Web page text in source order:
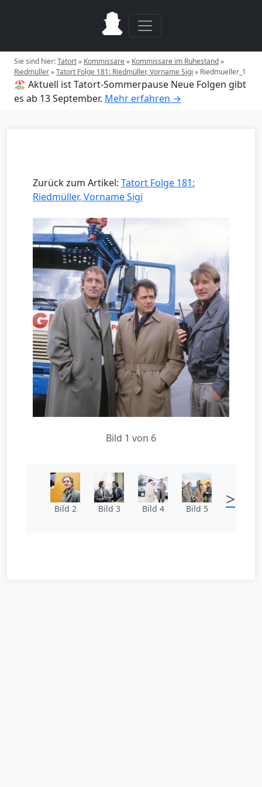
Sie sind hier:Tatort» Kommissare» Kommissare im Ruhestand»
Riedmüller»Tatort Folge 181: Riedmüller, Vorname Sigi » Riedmueller_1
🏖️ Aktuell ist Tatort-Sommerpause Neue Folgen gibt
es ab 13 September. Mehr erfahren →
Zurück zum Artikel: Tatort Folge 181:
Riedmüller, Vorname Sigi
Bild 1 von 6
Bild 2 Bild 3 Bild 4 Bild 5 >